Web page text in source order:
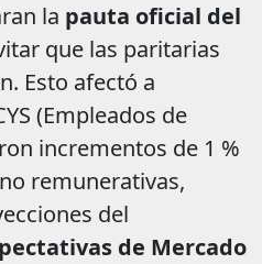
la pauta oficial del
que las paritarias
Esto afectó a
(Empleados de
incrementos de 1 %
remunerativas,
del
de Mercado